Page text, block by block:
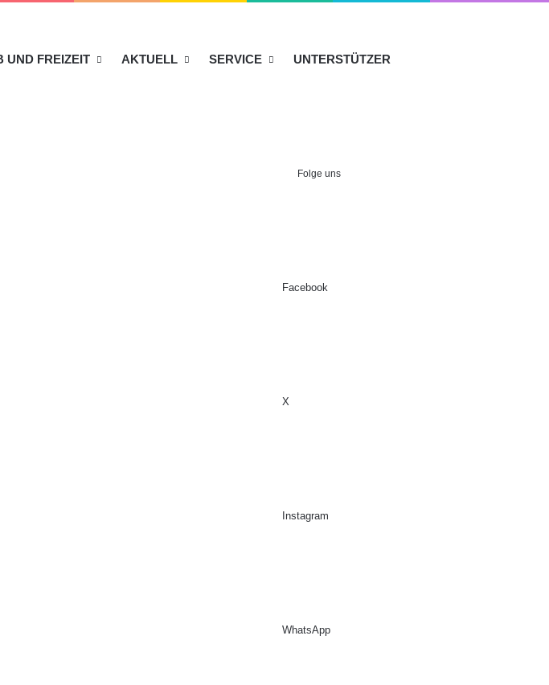
UND FREIZEIT AKTUELL SERVICE UNTERSTÜTZER
Folge uns
Facebook
X
Instagram
WhatsApp